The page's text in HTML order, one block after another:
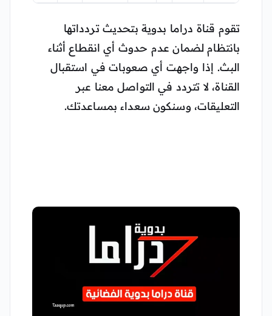
تقوم قناة دراما بدوية بتحديث تردداتها
بانتظام لضمان عدم حدوث أي انقطاع أثناء
البث. إذا واجهت أي صعوبات في استقبال
القناة، لا تتردد في التواصل معنا عبر
التعليقات، وسنكون سعداء بمساعدتك.